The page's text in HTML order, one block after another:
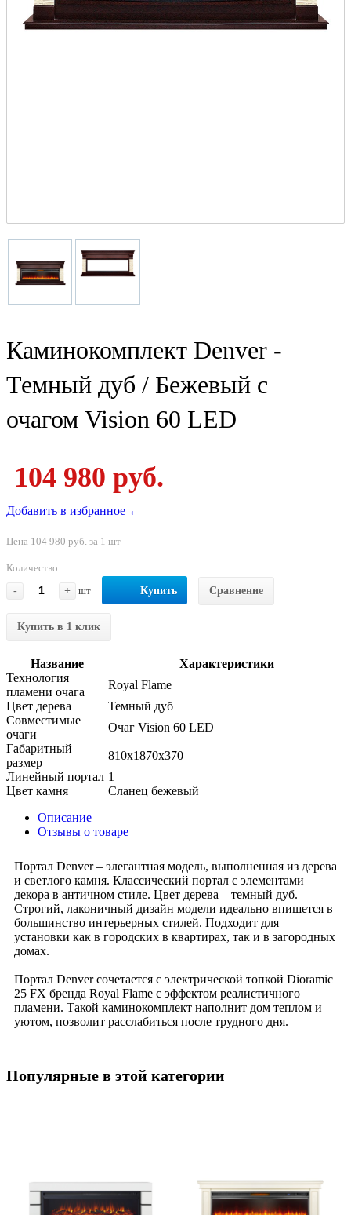
Каминокомплект Denver -
Темный дуб / Бежевый с
очагом Vision 60 LED
104 980 руб.
Добавить в избранное ←
Цена 104 980 руб. за 1 шт
Количество
-
+ шт Купить Сравнение
Купить в 1 клик
Название
Характеристики
Технология
пламени очага
Royal Flame
Цвет дерева
Темный дуб
Совместимые
очаги
Очаг Vision 60 LED
Габаритный
размер
810x1870x370
Линейный портал 1
Цвет камня
Сланец бежевый
Описание
Отзывы о товаре
Портал Denver – элегантная модель, выполненная из дерева
и светлого камня. Классический портал с элементами
декора в античном стиле. Цвет дерева – темный дуб.
Строгий, лаконичный дизайн модели идеально впишется в
большинство интерьерных стилей. Подходит для
установки как в городских в квартирах, так и в загородных
домах.
Портал Denver сочетается с электрической топкой Dioramic
25 FX бренда Royal Flame с эффектом реалистичного
пламени. Такой каминокомплект наполнит дом теплом и
уютом, позволит расслабиться после трудного дня.
Популярные в этой категории